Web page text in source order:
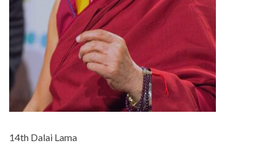
14th Dalai Lama